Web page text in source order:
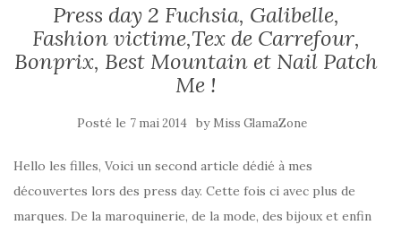
Press day 2 Fuchsia, Galibelle,
Fashion victime,Tex de Carrefour,
Bonprix, Best Mountain et Nail Patch
Me !
Posté le 7 mai 2014 by Miss GlamaZone
Hello les filles, Voici un second article dédié à mes
découvertes lors des press day. Cette fois ci avec plus de
marques. De la maroquinerie, de la mode, des bijoux et enfin